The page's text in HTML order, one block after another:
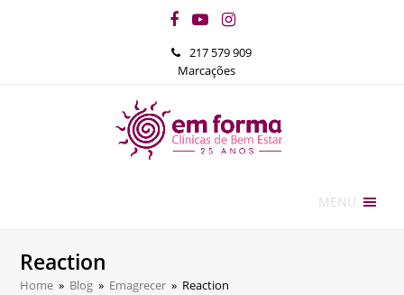
Facebook
YouTubeInstagram
217 579 909
Marcações
MENU
Reaction
Home » Blog » Emagrecer » Reaction